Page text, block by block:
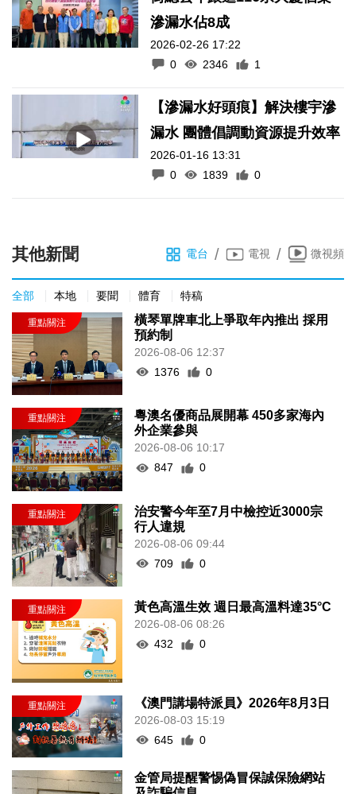
滲漏水佔8成
2026-02-26 17:22
0
2346 1
【滲漏水好頭痕】解決樓宇滲
漏水 團體倡調動資源提升效率
2026-01-16 13:31
0
1839 0
其他新聞 電台 / 電視 / 微視頻
全部 本地 要聞 體育 特稿
橫琴單牌車北上爭取年內推出 採用
預約制
2026-08-06 12:37
1376
0
粵澳名優商品展開幕 450多家海內
外企業參與
2026-08-06 10:17
847
0
治安警今年至7月中檢控近3000宗
行人違規
2026-08-06 09:44
709
0
黃色高溫生效 週日最高溫料達35°C
2026-08-06 08:26
432
0
《澳門講場特派員》2026年8月3日
2026-08-03 15:19
645
0
金管局提醒警惕偽冒保誠保險網站